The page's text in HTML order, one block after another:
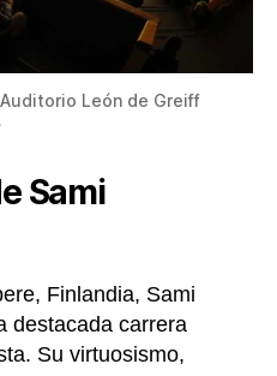
León de Greiff
Sami
Finlandia, Sami
destacada carrera
Su virtuosismo,